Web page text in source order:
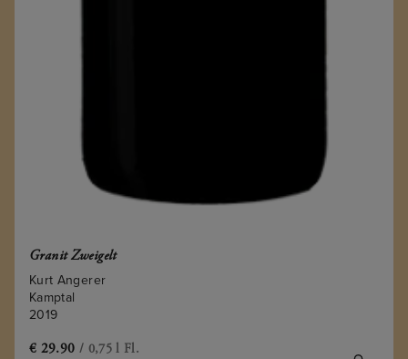
Granit Zweigelt
Kurt Angerer
Kamptal
2019
€ 29.90 / 0,75 l Fl.